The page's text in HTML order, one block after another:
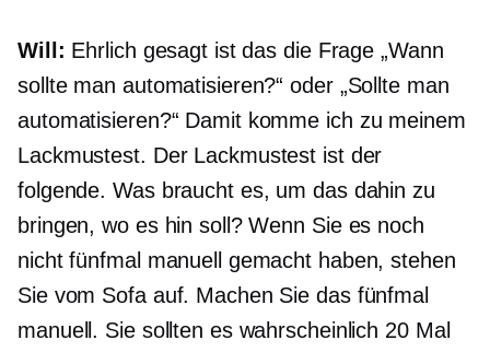
Will: Ehrlich gesagt ist das die Frage „Wann
sollte man automatisieren?“ oder „Sollte man
automatisieren?“ Damit komme ich zu meinem
Lackmustest. Der Lackmustest ist der
folgende. Was braucht es, um das dahin zu
bringen, wo es hin soll? Wenn Sie es noch
nicht fünfmal manuell gemacht haben, stehen
Sie vom Sofa auf. Machen Sie das fünfmal
manuell. Sie sollten es wahrscheinlich 20 Mal